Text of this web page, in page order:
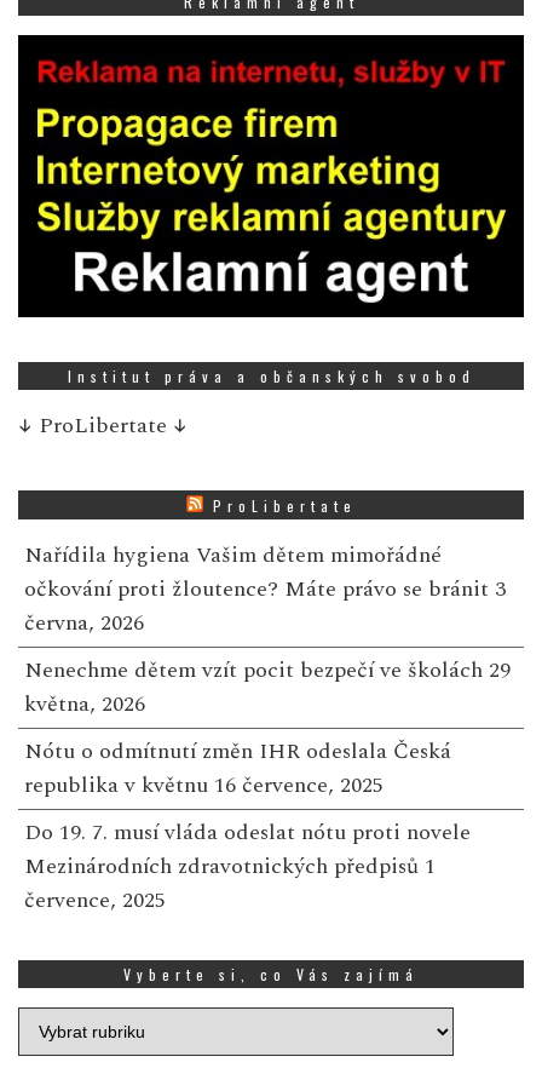
Institut práva a občanských svobod
↓ ProLibertate ↓
ProLibertate
Nařídila hygiena Vašim dětem mimořádné
očkování proti žloutence? Máte právo se bránit 3
června, 2026
Nenechme dětem vzít pocit bezpečí ve školách 29
května, 2026
Nótu o odmítnutí změn IHR odeslala Česká
republika v květnu 16 července, 2025
Do 19. 7. musí vláda odeslat nótu proti novele
Mezinárodních zdravotnických předpisů 1
července, 2025
Vyberte si, co Vás zajímá
Vyberte
si,